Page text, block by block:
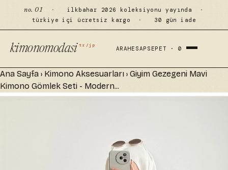
no. 01 · ilkbahar 2026 koleksiyonu yayında
·
türkiye içi ücretsiz kargo
· 30 gün iade
kimonomodasi tr/jp
ARAHESAP SEPET ·0
Ana Sayfa › Kimono Aksesuarları › Giyim Gezegeni Mavi
Kimono Gömlek Seti - Modern...